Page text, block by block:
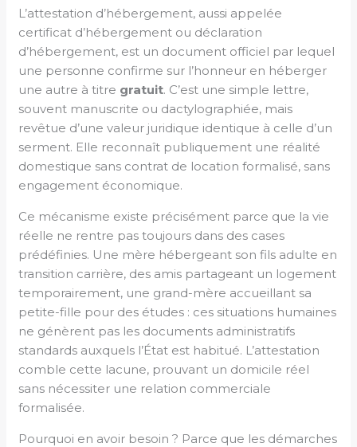
L’attestation d’hébergement, aussi appelée
certificat d’hébergement ou déclaration
d’hébergement, est un document officiel par lequel
une personne confirme sur l’honneur en héberger
une autre à titre gratuit. C’est une simple lettre,
souvent manuscrite ou dactylographiée, mais
revêtue d’une valeur juridique identique à celle d’un
serment. Elle reconnaît publiquement une réalité
domestique sans contrat de location formalisé, sans
engagement économique.
Ce mécanisme existe précisément parce que la vie
réelle ne rentre pas toujours dans des cases
prédéfinies. Une mère hébergeant son fils adulte en
transition carrière, des amis partageant un logement
temporairement, une grand-mère accueillant sa
petite-fille pour des études : ces situations humaines
ne génèrent pas les documents administratifs
standards auxquels l’État est habitué. L’attestation
comble cette lacune, prouvant un domicile réel
sans nécessiter une relation commerciale
formalisée.
Pourquoi en avoir besoin ? Parce que les démarches